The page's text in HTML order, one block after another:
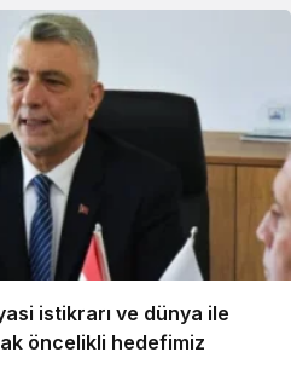
istikrarı ve dünya ile
öncelikli hedefimiz